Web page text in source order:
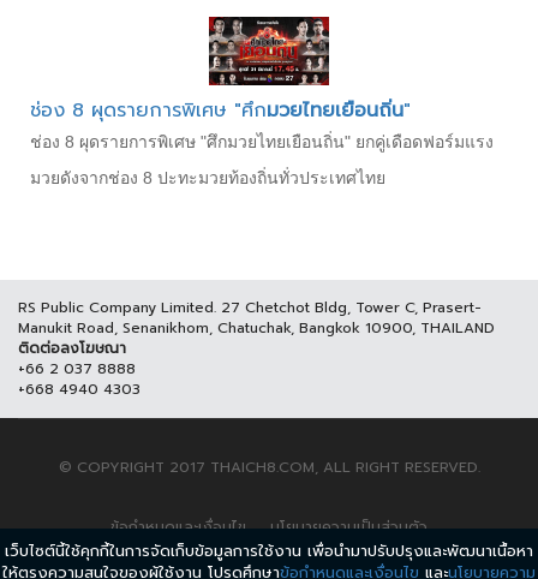
ช่อง 8 ผุดรายการพิเศษ "ศึกมวยไทยเยือนถิ่น"
ช่อง 8 ผุดรายการพิเศษ "ศึกมวยไทยเยือนถิ่น" ยกคู่เดือดฟอร์มแรง
มวยดังจากช่อง 8 ปะทะมวยท้องถิ่นทั่วประเทศไทย
RS Public Company Limited. 27 Chetchot Bldg, Tower C, Prasert-
Manukit Road, Senanikhom, Chatuchak, Bangkok 10900, THAILAND
ติดต่อลงโฆษณา
+66 2 037 8888
+668 4940 4303
© COPYRIGHT 2017 THAICH8.COM, ALL RIGHT RESERVED.
ข้อกำหนดและเงื่อนไข นโยบายความเป็นส่วนตัว
เว็บไซต์นี้ใช้คุกกี้ในการจัดเก็บข้อมูลการใช้งาน เพื่อนำมาปรับปรุงและพัฒนาเนื้อหา
ให้ตรงความสนใจของผู้ใช้งาน โปรดศึกษาข้อกำหนดและเงื่อนไข และนโยบายความ